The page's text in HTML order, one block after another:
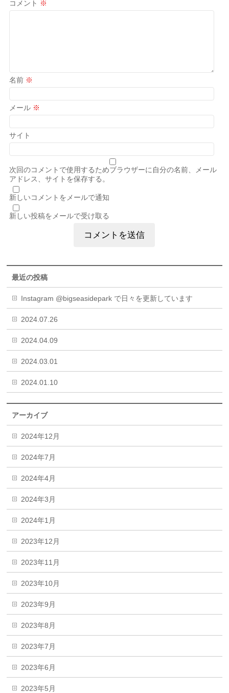
コメント ※
名前 ※
メール ※
サイト
次回のコメントで使用するためブラウザーに自分の名前、メール
アドレス、サイトを保存する。
新しいコメントをメールで通知
新しい投稿をメールで受け取る
最近の投稿
Instagram @bigseasidepark で日々を更新しています
2024.07.26
2024.04.09
2024.03.01
2024.01.10
アーカイブ
2024年12月
2024年7月
2024年4月
2024年3月
2024年1月
2023年12月
2023年11月
2023年10月
2023年9月
2023年8月
2023年7月
2023年6月
2023年5月